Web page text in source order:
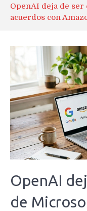
OpenAI deja de
acuerdos con
OpenAI
de